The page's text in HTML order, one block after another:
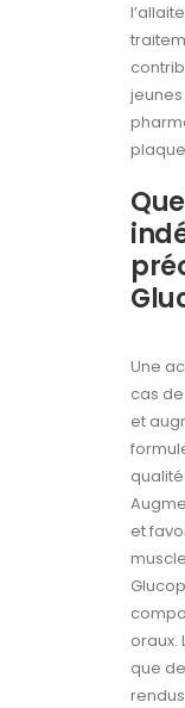
Une
cas
et
et
oraux.
que